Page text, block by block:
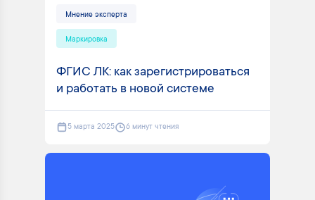
Мнение эксперта
Маркировка
ФГИС ЛК: как зарегистрироваться
и работать в новой системе
5 марта 2025 6 минут чтения